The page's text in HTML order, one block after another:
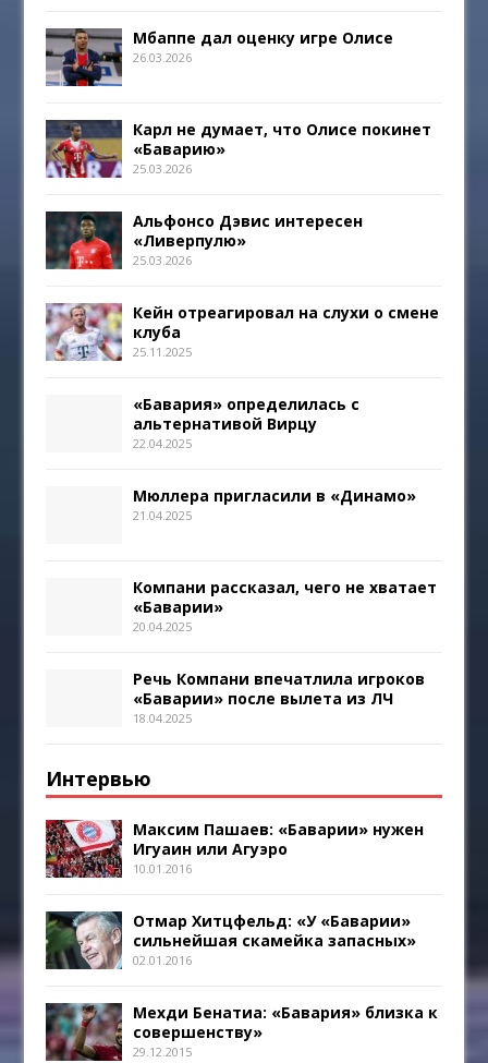
Мбаппе дал оценку игре Олисе
26.03.2026
Карл не думает, что Олисе покинет
«Баварию»
25.03.2026
Альфонсо Дэвис интересен
«Ливерпулю»
25.03.2026
Кейн отреагировал на слухи о смене
клуба
25.11.2025
«Бавария» определилась с
альтернативой Вирцу
22.04.2025
Мюллера пригласили в «Динамо»
21.04.2025
Компани рассказал, чего не хватает
«Баварии»
20.04.2025
Речь Компани впечатлила игроков
«Баварии» после вылета из ЛЧ
18.04.2025
Интервью
Максим Пашаев: «Баварии» нужен
Игуаин или Агуэро
10.01.2016
Отмар Хитцфельд: «У «Баварии»
сильнейшая скамейка запасных»
02.01.2016
Мехди Бенатиа: «Бавария» близка к
совершенству»
29.12.2015